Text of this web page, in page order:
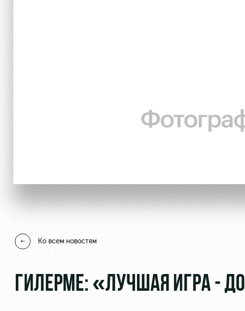
Заставки
Ко всем новостям
ГИЛЕРМЕ: «ЛУЧШАЯ ИГРА -